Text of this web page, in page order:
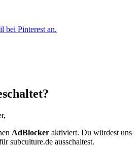
bei Pinterest an.
AdBlocker aktiviert. Du würdest uns
subculture.de ausschaltest.